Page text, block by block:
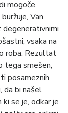
mogoče.
Van
vsaka na
roba. Rezultat
tega smešen,
posameznih
da bi našel
se je, odkar je